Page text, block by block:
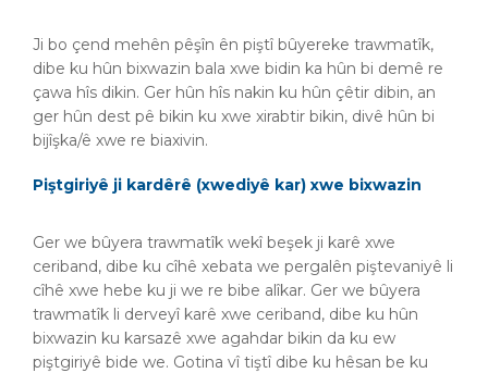
Ji bo çend mehên pêşîn ên piştî bûyereke trawmatîk,
dibe ku hûn bixwazin bala xwe bidin ka hûn bi demê re
çawa hîs dikin. Ger hûn hîs nakin ku hûn çêtir dibin, an
ger hûn dest pê bikin ku xwe xirabtir bikin, divê hûn bi
bijîşka/ê xwe re biaxivin.
Piştgiriyê ji kardêrê (xwediyê kar) xwe bixwazin
Ger we bûyera trawmatîk wekî beşek ji karê xwe
ceriband, dibe ku cîhê xebata we pergalên piştevaniyê li
cîhê xwe hebe ku ji we re bibe alîkar. Ger we bûyera
trawmatîk li derveyî karê xwe ceriband, dibe ku hûn
bixwazin ku karsazê xwe agahdar bikin da ku ew
piştgiriyê bide we. Gotina vî tiştî dibe ku hêsan be ku